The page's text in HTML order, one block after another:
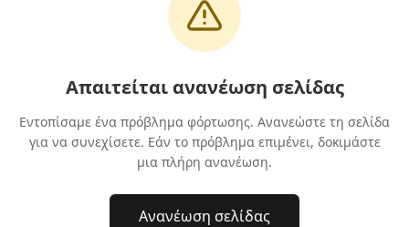
Απαιτείται ανανέωση σελίδας
Εντοπίσαμε ένα πρόβλημα φόρτωσης. Ανανεώστε τη σελίδα
για να συνεχίσετε. Εάν το πρόβλημα επιμένει, δοκιμάστε
μια πλήρη ανανέωση.
Ανανέωση σελίδας